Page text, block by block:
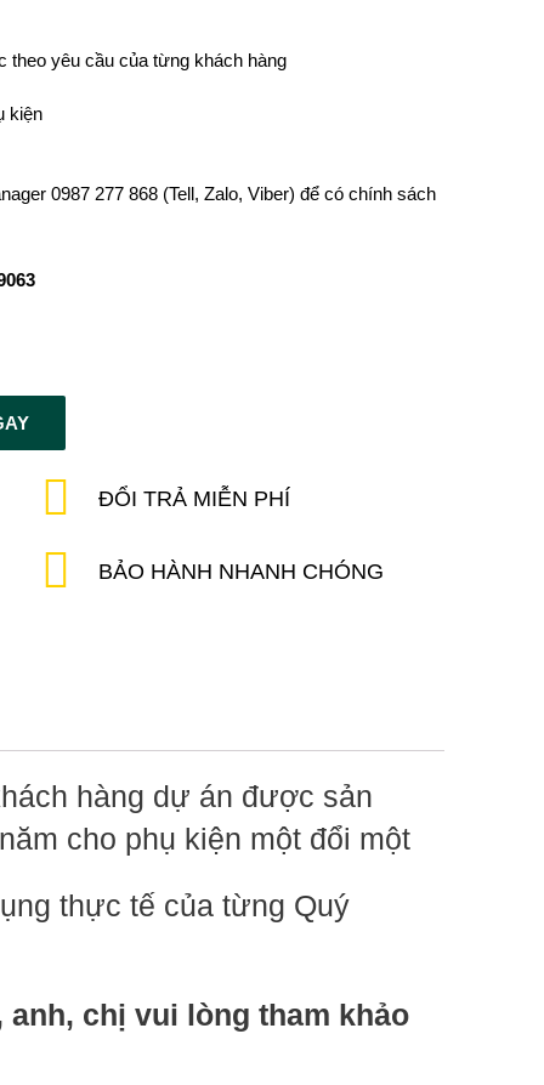
theo yêu cầu của từng khách hàng
kiện
0987 277 868 (Tell, Zalo, Viber) để có chính sách
ĐỔI TRẢ MIỄN PHÍ
BẢO HÀNH NHANH CHÓNG
hàng dự án được sản
cho phụ kiện một đổi một
thực tế của từng Quý
chị vui lòng tham khảo